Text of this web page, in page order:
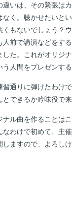
違いは、その緊張は
なく。聴かせたいと
もないでしょう？
人前で講演などをす
した。これがオリジ
人間をプレゼンす
通りに弾けたわけ
できるか吟味役で
ル曲を作ることは
わけで初めて、主
ますので、よろし